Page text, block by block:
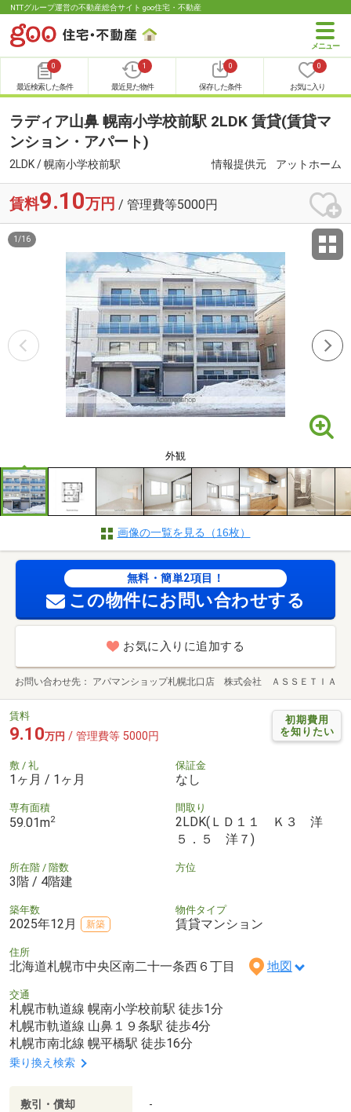
NTTグループ運営の不動産総合サイト goo住宅・不動産
0
最近検索した条件
1
最近見た物件
0
保存した条件
0
お気に入り
ラディア山鼻 幌南小学校前駅 2LDK 賃貸(賃貸マ
ンション・アパート)
2LDK / 幌南小学校前駅 情報提供元 アットホーム
賃料9.10万円 / 管理費等5000円
外観
1 /16
画像の一覧を見る（16枚）
無料・簡単2項目！
この物件にお問い合わせする
お気に入りに追加する
お問い合わせ先 アパマンショップ札幌北口店 株式会社 ＡＳＳＥＴＩＡ
初期費用
を知りたい
賃料
9.10万円 / 管理費等 5000円
敷 / 礼
1ヶ月 / 1ヶ月
保証金
なし
専有面積
59.01m2
間取り
2LDK(ＬＤ１１ Ｋ３ 洋
５．５ 洋７)
所在階 / 階数
3階 / 4階建
方位
築年数
2025年12月 新築
物件タイプ
賃貸マンション
住所
北海道札幌市中央区南二十一条西６丁目 地図
交通
札幌市軌道線 幌南小学校前駅 徒歩1分
札幌市軌道線 山鼻１９条駅 徒歩4分
札幌市南北線 幌平橋駅 徒歩16分
乗り換え検索
敷引・償却 -